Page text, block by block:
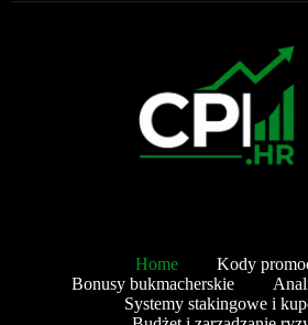
Home
Kody
Bonusy bukmacherskie
Systemy stakingowe i